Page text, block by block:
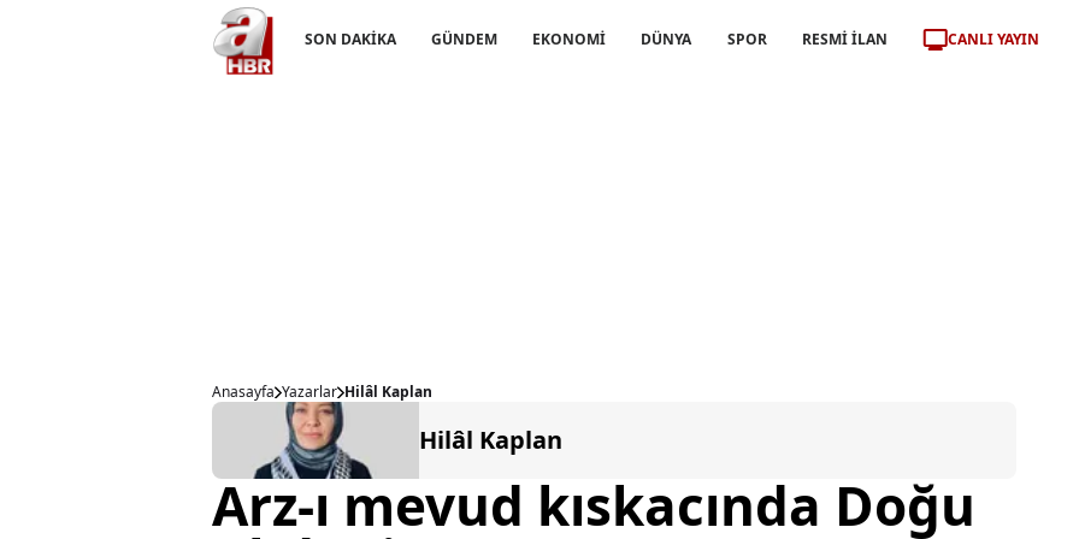
SON DAKİKA GÜNDEM EKONOMİ DÜNYA SPOR RESMİ İLAN CANLI YAYIN
Anasayfa Yazarlar Hilâl Kaplan
Hilâl Kaplan
Arz-ı mevud kıskacında Doğu